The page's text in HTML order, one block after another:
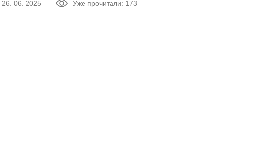
26. 06. 2025 Уже прочитали: 173